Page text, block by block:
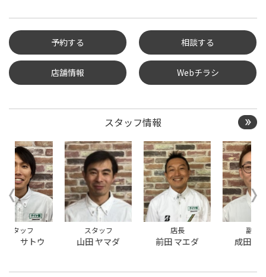
予約する
タイヤ点検・安全点検/タ
約
クローク契約会員専用タ
イヤ履き替え※タイヤ履
き替えを希望のクローク
契約会員の方はこちらを
選択ください
本日のタイヤ履き替え順
番待ち予約 ※クローク契
約会員の方はご利用いた
だけません
相談する
店舗情報 Webチラシ
スタッフ情報
山田 ヤマダ 前田 マエダ 成田 ナリタ